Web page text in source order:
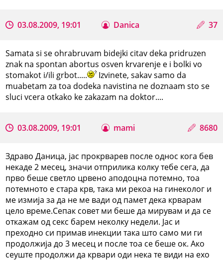
03.08.2009, 19:01 Danica 37
Samata si se ohrabruvam bidejki citav deka pridruzen
znak na spontan abortus osven krvarenje e i bolki vo
stomakot i/ili grbot.....
Izvinete, sakav samo da
muabetam za toa dodeka navistina ne doznaam sto se
sluci vcera otkako ke zakazam na doktor....
03.08.2009, 19:01 mami 8680
Здраво Даница, јас прокрварев после однос кога бев
некаде 2 месец, значи отприлика колку тебе сега, да
прво беше светло црвено аподоцна потемно, тоа
потемното е стара крв, така ми рекоа на гинеколог и
ме измија за да не ме вади од памет дека крварам
цело време.Сепак совет ми беше да мирувам и да се
откажам од секс барем неколку недели. Јас и
преходно си примав инекции така што само ми ги
продолжија до 3 месец и после тоа се беше ок. Ако
сеуште продолжи да крвари оди нека те види на ехо